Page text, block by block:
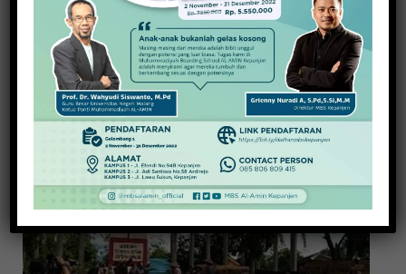
Refleksi dan Otokritik ‘Aku’ ala Desta Eriana,
Juarai Kompetisi Puisi Nasional
1 April 2022